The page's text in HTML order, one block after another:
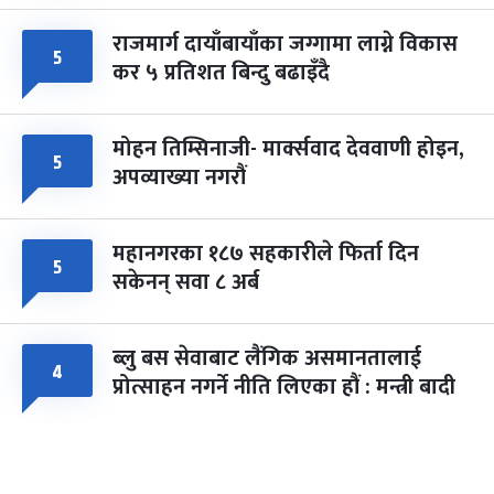
५ राजमार्ग दायाँबायाँका जग्गामा लाग्ने विकास
कर ५ प्रतिशत बिन्दु बढाइँदै
५ मोहन तिम्सिनाजी- मार्क्सवाद देववाणी होइन,
अपव्याख्या नगरौं
५ महानगरका १८७ सहकारीले फिर्ता दिन
सकेनन् सवा ८ अर्ब
४ ब्लु बस सेवाबाट लैंगिक असमानतालाई
प्रोत्साहन नगर्ने नीति लिएका हौं : मन्त्री बादी